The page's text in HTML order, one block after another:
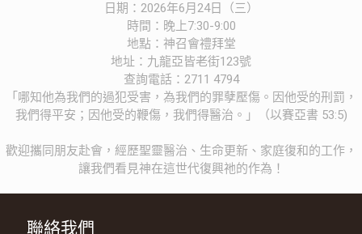
日期：2026年6月24日（三）
時間：晚上7:30-9:00
地點：神召會禮拜堂
地址：九龍亞皆老街123號
查詢電話：2711 4794
「哪知他為我們的過犯受害，為我們的罪孽壓傷。因他受的刑罰，
我們得平安；因他受的鞭傷，我們得醫治。」（以賽亞書 53:5)
歡迎攜同朋友赴會，經歷聖靈醫治、生命更新、家庭復和的工作，
讓我們看見神在這世代復興祂的作為！
聯絡我們